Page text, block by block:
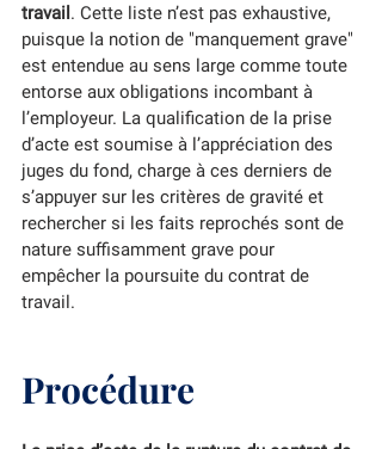
travail. Cette liste n’est pas exhaustive,
puisque la notion de "manquement grave"
est entendue au sens large comme toute
entorse aux obligations incombant à
l’employeur. La qualification de la prise
d’acte est soumise à l’appréciation des
juges du fond, charge à ces derniers de
s’appuyer sur les critères de gravité et
rechercher si les faits reprochés sont de
nature suffisamment grave pour
empêcher la poursuite du contrat de
travail.
Procédure